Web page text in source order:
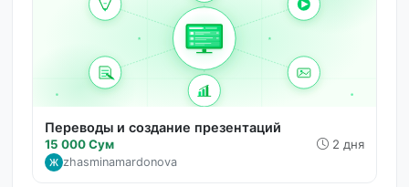
Переводы и создание презентаций
15 000 Сум 2 дня
zhasminamardonova